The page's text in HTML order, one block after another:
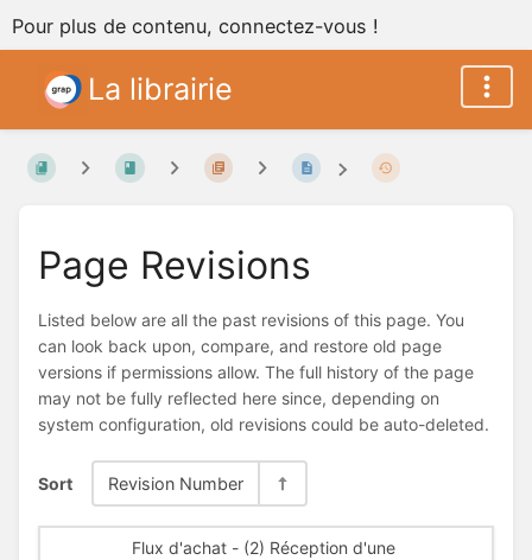
Pour plus de contenu, connectez-vous !
La librairie
Page Revisions
Listed below are all the past revisions of this page. You
can look back upon, compare, and restore old page
versions if permissions allow. The full history of the page
may not be fully reflected here since, depending on
system configuration, old revisions could be auto-deleted.
Sort Revision Number
Flux d'achat - (2) Réception d'une